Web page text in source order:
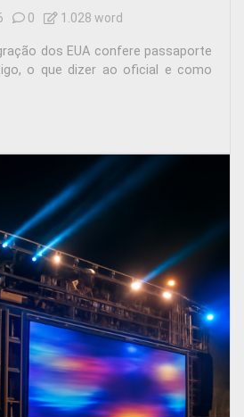
0 1.028 word
dos EUA confere passaporte
o que dizer ao oficial e como